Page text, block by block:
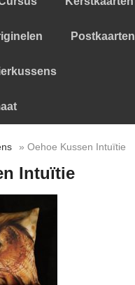
Postkaarten
» Oehoe Kussen Intuïtie
Intuïtie